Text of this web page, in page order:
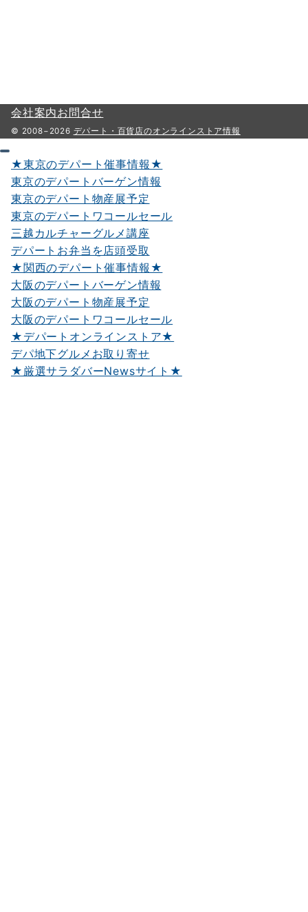
会社案内お問合せ
© 2008−2026 デパート・百貨店のオンラインストア情報
★東京のデパート催事情報★
東京のデパートバーゲン情報
東京のデパート物産展予定
東京のデパートワコールセール
三越カルチャーグルメ講座
デパートお弁当を店頭受取
★関西のデパート催事情報★
大阪のデパートバーゲン情報
大阪のデパート物産展予定
大阪のデパートワコールセール
★デパートオンラインストア★
デパ地下グルメお取り寄せ
★厳選サラダバーNewsサイト★